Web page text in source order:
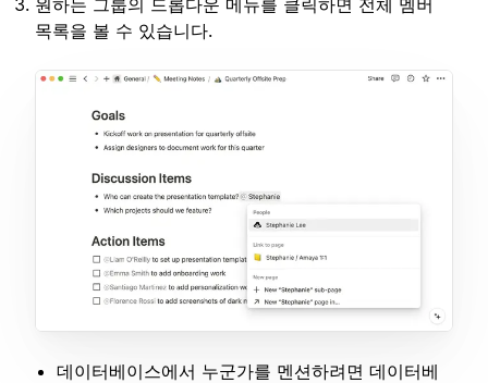
목록을 볼 수 있습니다.
데이터베이스에서 누군가를 멘션하려면 데이터베